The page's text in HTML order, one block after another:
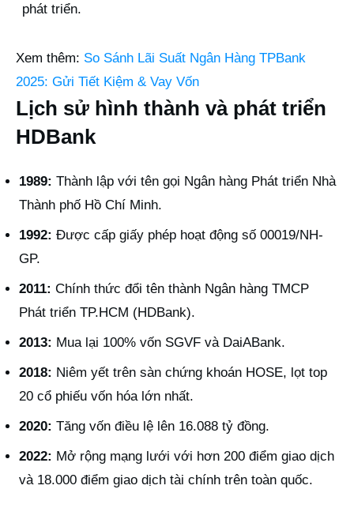
phát triển.
Xem thêm: So Sánh Lãi Suất Ngân Hàng TPBank
2025: Gửi Tiết Kiệm & Vay Vốn
Lịch sử hình thành và phát triển
HDBank
1989: Thành lập với tên gọi Ngân hàng Phát triển Nhà
Thành phố Hồ Chí Minh.
1992: Được cấp giấy phép hoạt động số 00019/NH-
GP.
2011: Chính thức đổi tên thành Ngân hàng TMCP
Phát triển TP.HCM (HDBank).
2013: Mua lại 100% vốn SGVF và DaiABank.
2018: Niêm yết trên sàn chứng khoán HOSE, lọt top
20 cổ phiếu vốn hóa lớn nhất.
2020: Tăng vốn điều lệ lên 16.088 tỷ đồng.
2022: Mở rộng mạng lưới với hơn 200 điểm giao dịch
và 18.000 điểm giao dịch tài chính trên toàn quốc.